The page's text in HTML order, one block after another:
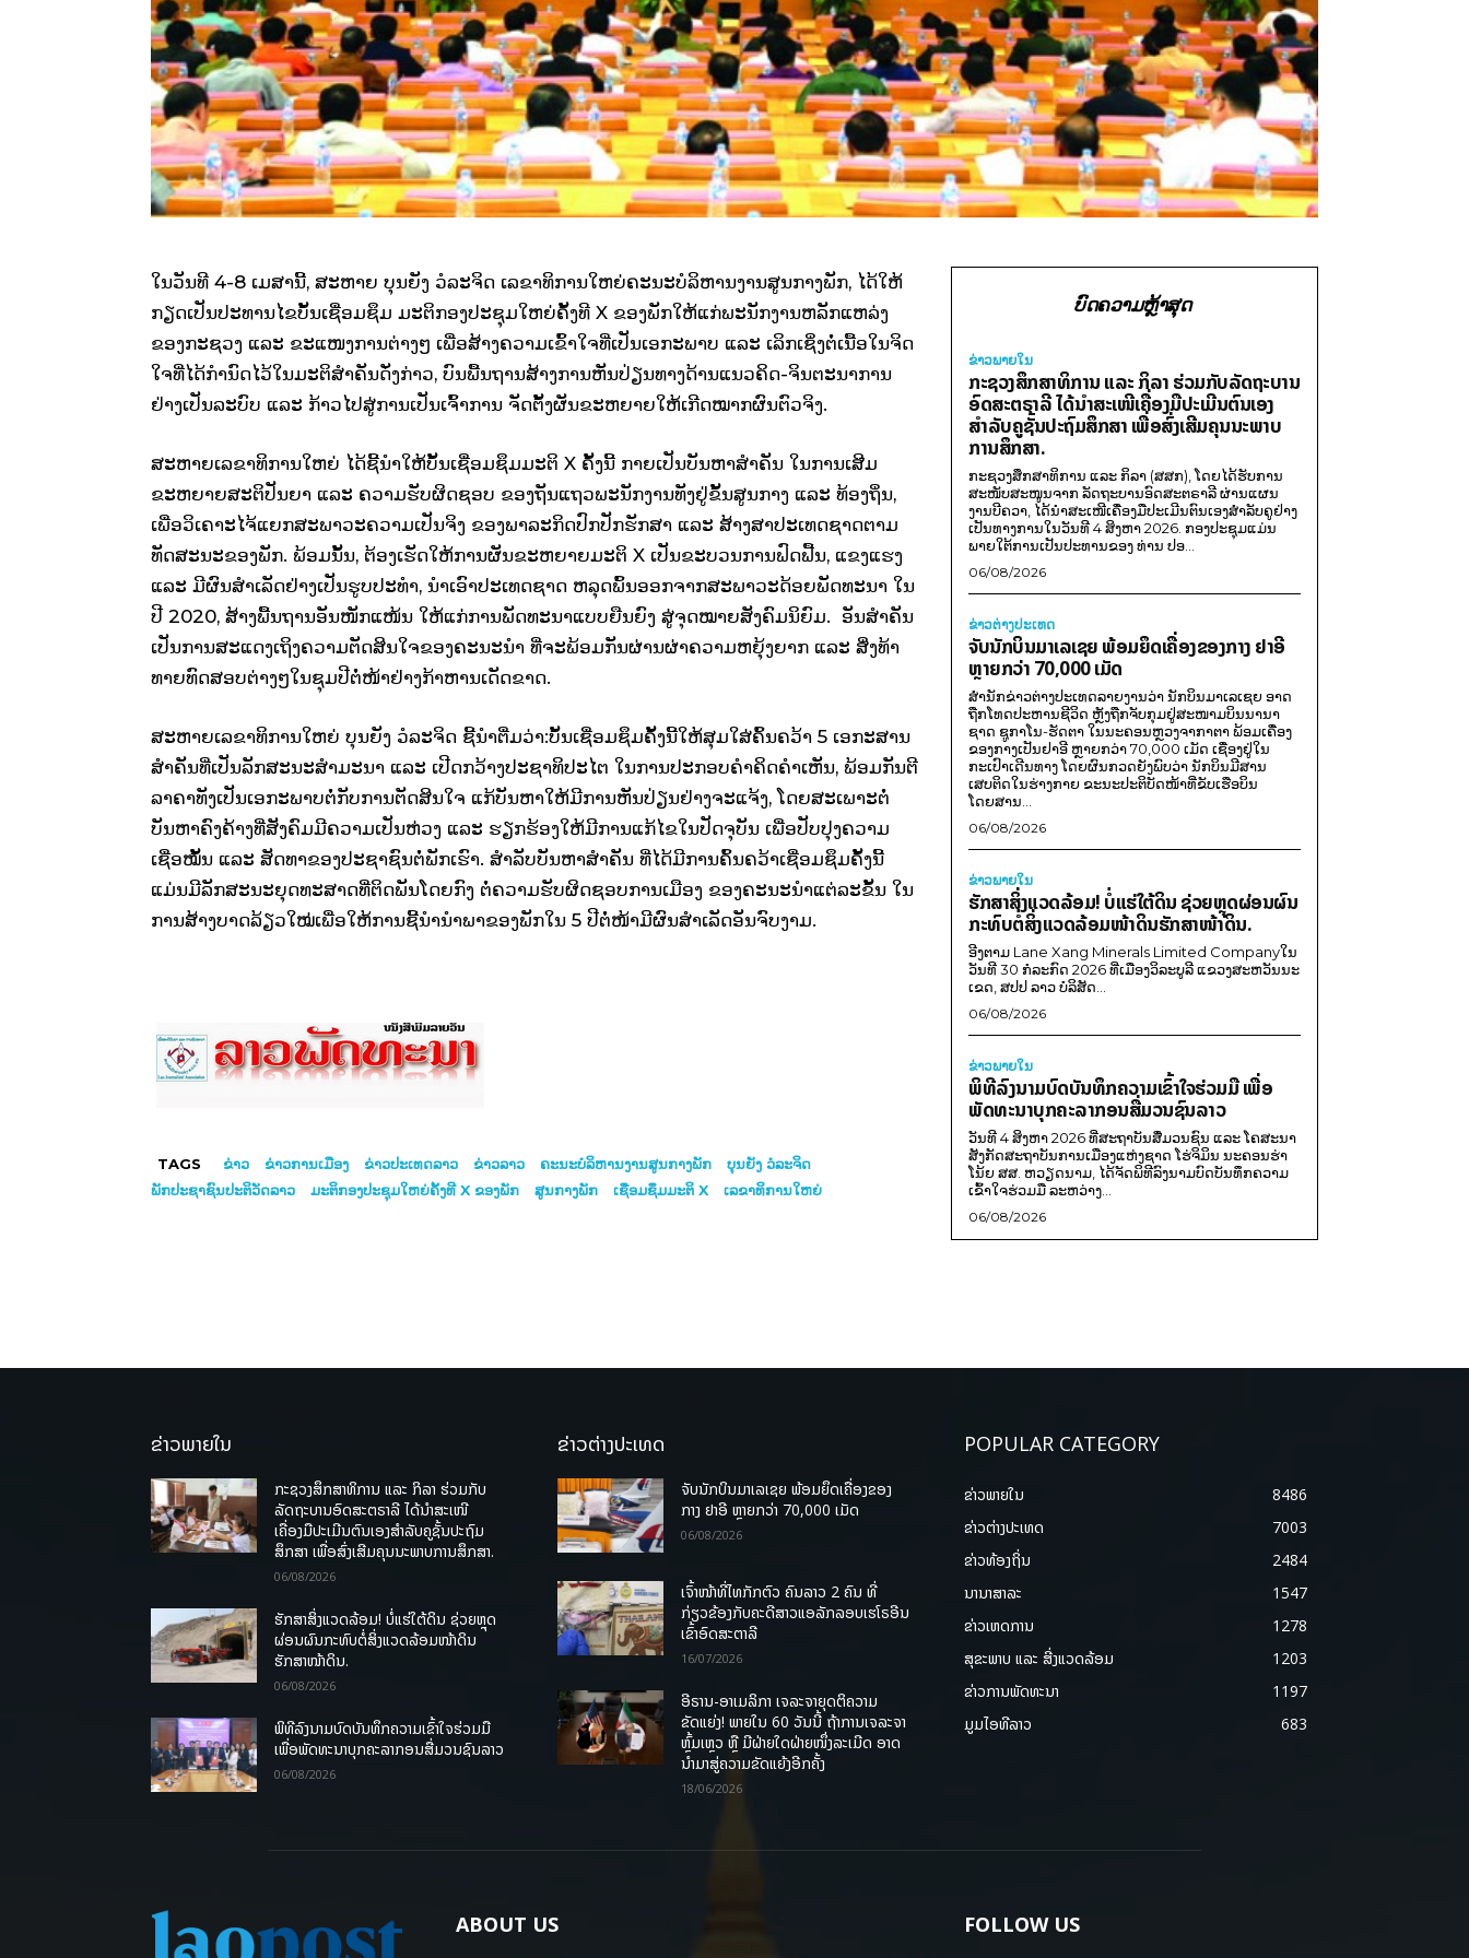
ໃນ​ວັນ​ທີ 4-8 ​ເມສານີ້, ສະຫາຍ ບຸນ​ຍັງ ວໍລະ​ຈິດ ​ເລຂາທິການ​ໃຫຍ່​ຄະນະ​ບໍລິຫານ​ງານສູນກາງ​ພັກ,​ ໄດ້​ໃຫ້
ກຽດ​ເປັນ​ປະທານ​ໄຂ​ບັ້ນ​​ເຊື່ອມ​ຊຶມ ມະຕິ​ກອງ​ປະຊຸມ​ໃຫຍ່ຄັ້ງ​ທີ X ຂອງ​ພັກ​ໃຫ້​ແກ່​ພະນັກງານ​ຫລັກ​ແຫ​ລ່ງ
ຂອງກະຊວງ ແລະ ຂະແໜງການຕ່າງໆ ​ເພື່ອ​ສ້າງ​ຄວາມ​ເຂົ້າ​ໃຈ​ທີ່​ເປັນ​ເອກະ​ພາບ ​ແລະ ​ເລິກ​ເຊິ່ງຕໍ່​ເນື້ອ​ໃນ​ຈິດ​
ໃຈ​ທີ່​ໄດ້​ກຳນົດ​ໄວ້​ໃນ​ມະຕິ​ສຳຄັນ​ດັ່ງກ່າວ, ບົນ​ພື້ນຖານສ້າງ​ການ​ຫັນປ່ຽນທາງ​ດ້ານ​ແນວ​ຄິດ-ຈິນຕະນາການ
ຢ່າງ​ເປັນ​ລະບົບ ​ແລະ ກ້າວ​ໄປ​ສູ່​ການ​ເປັນ​ເຈົ້າ​ການ ຈັດ​ຕັ້ງ​ຜັນ​ຂະຫຍາຍ​ໃຫ້​ເກີດໝາກຜົນ​ຕົວ​ຈິງ.
ສະຫາຍເລຂາທິການ​ໃຫຍ່​ ໄດ້​ຊີ້​ນຳ​ໃຫ້​ບັ້ນ​ເຊື່ອມຊຶມ​ມະຕິ X ຄັ້ງ​ນີ້ ກາຍ​ເປັນ​ບັນຫາ​ສຳຄັນ​ ໃນ​ການ​ເສີມ​
ຂະຫຍາຍ​ສະຕິ​ປັນຍາ ​ແລະ ຄວາມ​ຮັບຜິດຊອບ ຂອງ​ຖັນ​ແຖວ​ພະນັກງານທັງ​ຢູ່​ຂັ້ນ​ສູນ​ກາງ ​ແລະ ທ້ອງ​ຖິ່ນ,​
ເພື່ອ​ວິ​ເຄາະ​​ໄຈ້​ແຍກ​ສະພາວະ​ຄວາມ​ເປັນ​ຈິງ ຂອງ​ພາລະກິດ​ປົກ​ປັກ​ຮັກສາ ​ແລະ ສ້າງສາ​ປະ​ເທດ​ຊາດຕາມ​
ທັດສະນະ​ຂອງ​ພັກ. ພ້ອມ​ນັ້ນ, ຕ້ອງ​ເຮັດ​ໃຫ້ການ​ຜັນ​ຂະຫຍາຍ​ມະຕິ X ​ເປັນ​ຂະ​ບວນການ​ຟົດຟື້ນ, ​ແຂງ​ແຮງ ​
ແລະ ມີ​ຜົນສຳ​ເລັດ​ຢ່າງເປັນ​ຮູບ​ປະ​ທຳ, ນຳ​ເອົາ​ປະ​ເທດ​ຊາດ ຫລຸດ​ພົ້ນ​ອອກ​ຈາກ​ສະພາວະ​ດ້ອຍ​ພັດທະນາ ໃນ​
ປີ 2020, ສ້າງ​ພື້ນຖານ​ອັນໜັກ​ແໜ້ນ ໃຫ້​ແກ່​ການ​ພັດທະນາ​ແບບ​ຍືນ​ຍົງ ສູ່​ຈຸດໝາຍສັງຄົມ​ນິຍົມ. ອັນ​ສຳຄັນ
ເປັນ​ການສະ​ແດງ​ເຖິງ​ຄວາມ​ຕັດສິນ​ໃຈ​ຂອງ​ຄະນະ​ນຳ ທີ່​ຈະ​ພ້ອມ​ກັນ​ຜ່ານ​ຜ່າ​ຄວາມ​ຫຍຸ້ງຍາກ ​ແລະ ສິ່ງ​ທ້າ​
ທາຍ​ທົດ​ສອບ​ຕ່າງໆ​ໃນ​ຊຸມ​ປີຕໍ່ໜ້າຢ່າງ​ກ້າຫານ​ເດັດຂາດ.
ສະຫາຍເລຂາທິການໃຫຍ່ ບຸນ​ຍັງ ວໍລະ​ຈິດ ຊີ້​ນຳ​ຕື່ມ​ວ່າ:ບັ້ນ​ເຊື່ອມ​ຊຶມ​ຄັ້ງ​ນີ້ໃຫ້​ສຸມ​ໃສ່​ຄົ້ນຄວ້າ 5 ​ເອກະສານ​
ສຳຄັນທີ່​ເປັນ​ລັກສະນະ​ສຳ​ມະ​ນາ ​ແລະ ​ເປີດ​ກວ້າງປະຊາທິປະ​ໄຕ​ ໃນ​ການປະກອບ​ຄຳ​ຄິດ​ຄຳ​ເຫັນ, ພ້ອມ​ກັນ​ຕີ​
ລາຄາທັງ​ເປັນ​ເອກະ​ພາບຕໍ່ກັບ​ການ​ຕັດສິນ​ໃຈ​ ແກ້​ບັນຫາ​ໃຫ້​ມີ​ການ​ຫັນປ່ຽນຢ່າງ​ຈະ​ແຈ້ງ, ໂດຍ​ສະ​ເພາະຕໍ່
ບັນຫາ​ຄົງ​ຄ້າງທີ່​ສັງຄົມມີ​ຄວາມ​ເປັນ​ຫ່ວງ ​ແລະ ຮຽກຮ້ອງ​ໃຫ້​ມີ​ການ​ແກ້​ໄຂ​ໃນ​ປັດຈຸບັນ​ ເພື່ອ​ປັບປຸງ​ຄວາມ​
ເຊື່ອໝັ້ນ ​ແລະ ສັດທາ​ຂອງ​ປະຊາຊົນຕໍ່ພັກ​ເຮົາ. ສຳລັບ​ບັນຫາ​ສຳຄັນ ທີ່​ໄດ້​ມີ​ການ​ຄົ້ນຄວ້າ​ເຊື່ອມ​ຊຶມ​ຄັ້ງ​ນີ້
ແມ່ນ​ມີ​ລັກສະນະ​ຍຸດ​ທະ​ສາດທີ່​ຕິ​ດພັນ​ໂດຍ​ກົງ ຕໍ່ຄວາມ​ຮັບຜິດຊອບ​ການ​ເມືອງ ຂອງ​ຄະນະ​ນຳ​ແຕ່ລະ​ຂັ້ນ ໃນ​
ການ​ສ້າງ​ບາດ​ລ້ຽວ​ໃໝ່​ເພື່ອ​ໃຫ້ການ​ຊີ້​ນຳ​ນຳພາ​ຂອງ​ພັກ​ໃນ 5 ປີຕໍ່ໜ້າມີ​ຜົນສຳ​ເລັດ​ອັນ​ຈົບງາມ.
TAGS ຂ່າວ ຂ່າວການເມືອງ ຂ່າວປະເທດລາວ ຂ່າວລາວ ຄະນະບໍລິຫານງານສູນກາງພັກ
ບຸນຍັງ ວໍລະຈິດ
ພັກປະຊາຊົນປະຕິວັດລາວ
ມະຕິກອງປະຊຸມໃຫຍ່ຄັ້ງທີ X ຂອງພັກ ສູນກາງພັກ ເຊື່ອມຊຶມມະຕິ X ເລຂາທິການໃຫຍ່
ບົດຄວາມຫຼ້າສຸດ
ຂ່າວພາຍ​ໃນ
ກະຊວງສຶກສາທິການ ແລະ ກິລາ ຮ່ວມກັບລັດຖະບານ
ອົດສະຕຣາລີ ໄດ້ນຳສະເໜີເຄື່ອງມືປະເມີນຕົນເອງ
ສຳລັບຄູຊັ້ນປະຖົມສຶກສາ ເພື່ອສົ່ງເສີມຄຸນນະພາບ
ການສຶກສາ.
ກະຊວງສຶກສາທິການ ແລະ ກິລາ (ສສກ), ໂດຍໄດ້ຮັບການ
ສະໜັບສະໜູນຈາກ ລັດຖະບານອົດສະຕຣາລີ ຜ່ານແຜນ
ງານບີຄວາ, ໄດ້ນຳສະເໜີເຄື່ອງມືປະເມີນຕົນເອງສຳລັບຄູຢ່າງ
ເປັນທາງການໃນວັນທີ 4 ສິງຫາ 2026. ກອງປະຊຸມແມ່ນ
ພາຍໃຕ້ການເປັນປະທານຂອງ ທ່ານ ປອ...
06/08/2026
ຂ່າວຕ່າງປະເທດ
ຈັບນັກບິນມາເລເຊຍ ພ້ອມຍຶດເຄື່ອງຂອງກາງ ຢາອີ
ຫຼາຍກວ່າ 70,000 ເມັດ
ສຳນັກຂ່າວຕ່າງປະເທດລາຍງານວ່າ ນັກບິນມາເລເຊຍ ອາດ
ຖືກໂທດປະຫານຊີວິດ ຫຼັງຖືກຈັບກຸມຢູ່ສະໜາມບິນນານາ
ຊາດ ຊູກາໂນ-ຮັດຕາ ໃນນະຄອນຫຼວງຈາກາຕາ ພ້ອມເຄື່ອງ
ຂອງກາງເປັນຢາອີ ຫຼາຍກວ່າ 70,000 ເມັດ ເຊື່ອງຢູ່ໃນ
ກະເປົາເດີນທາງ ໂດຍຜົນກວດຍັງພົບວ່າ ນັກບິນມີສານ
ເສບຕິດໃນຮ່າງກາຍ ຂະນະປະຕິບັດໜ້າທີ່ຂັບເຮືອບິນ
ໂດຍສານ...
06/08/2026
ຂ່າວພາຍ​ໃນ
ຮັກສາສິ່ງແວດລ້ອມ! ບໍ່ແຮ່ໃຕ້ດິນ ຊ່ວຍຫຼຸດຜ່ອນຜົນ
ກະທົບຕໍ່ສິ່ງແວດລ້ອມໜ້າດິນຮັກສາໜ້າດິນ.
ອີງຕາມ Lane Xang Minerals Limited Companyໃນ
ວັນທີ 30 ກໍລະກົດ 2026 ທີ່ເມືອງວິລະບູລີ ແຂວງສະຫວັນນະ
ເຂດ, ສປປ ລາວ ບໍລິສັດ...
06/08/2026
ຂ່າວພາຍ​ໃນ
ພິທີລົງນາມບົດບັນທຶກຄວາມເຂົ້າໃຈຮ່ວມມື ເພື່ອ
ພັດທະນາບຸກຄະລາກອນສື່ມວນຊົນລາວ
ວັນທີ 4 ສິງຫາ 2026 ທີ່ສະຖາບັນສື່ມວນຊົນ ແລະ ໂຄສະນາ
ສັງກັດສະຖາບັນການເມືອງແຫ່ງຊາດ ໂຮ່ຈິມິນ ນະຄອນຮ່າ
ໂນ້ຍ ສສ. ຫວຽດນາມ, ໄດ້ຈັດພິທີລົງນາມບົດບັນທຶກຄວາມ
ເຂົ້າໃຈຮ່ວມມື ລະຫວ່າງ...
06/08/2026
ຂ່າວພາຍໃນ
ກະຊວງສຶກສາທິການ ແລະ ກິລາ ຮ່ວມກັບ
ລັດຖະບານອົດສະຕຣາລີ ໄດ້ນຳສະເໜີ
ເຄື່ອງມືປະເມີນຕົນເອງສຳລັບຄູຊັ້ນປະຖົມ
ສຶກສາ ເພື່ອສົ່ງເສີມຄຸນນະພາບການສຶກສາ.
06/08/2026
ຮັກສາສິ່ງແວດລ້ອມ! ບໍ່ແຮ່ໃຕ້ດິນ ຊ່ວຍຫຼຸດ
ຜ່ອນຜົນກະທົບຕໍ່ສິ່ງແວດລ້ອມໜ້າດິນ
ຮັກສາໜ້າດິນ.
06/08/2026
ພິທີລົງນາມບົດບັນທຶກຄວາມເຂົ້າໃຈຮ່ວມມື
ເພື່ອພັດທະນາບຸກຄະລາກອນສື່ມວນຊົນລາວ
06/08/2026
ຂ່າວຕ່າງປະເທດ
ຈັບນັກບິນມາເລເຊຍ ພ້ອມຍຶດເຄື່ອງຂອງ
ກາງ ຢາອີ ຫຼາຍກວ່າ 70,000 ເມັດ
06/08/2026
ເຈົ້າໜ້າທີ່ໄທກັກຕົວ ຄົນລາວ 2 ຄົນ ທີ່
ກ່ຽວຂ້ອງກັບຄະດີສາວແອລັກລອບເຮໂຣອີນ
ເຂົ້າອົດສະຕາລີ
16/07/2026
ອີຣານ-ອາເມລິກາ ເຈລະຈາຍຸດຕິຄວາມ
ຂັດແຍ່ງ! ພາຍໃນ 60 ວັນນີ້ ຖ້າການເຈລະຈາ
ຫຼົ້ມເຫຼວ ຫຼື ມີຝ່າຍໃດຝ່າຍໜຶ່ງລະເມີດ ອາດ
ນໍາມາສູ່ຄວາມຂັດແຍ້ງອີກຄັ້ງ
18/06/2026
POPULAR CATEGORY
ຂ່າວພາຍ​ໃນ
8486
ຂ່າວຕ່າງປະເທດ
7003
ຂ່າວທ້ອງຖິ່ນ
2484
ນານາສາລະ
1547
ຂ່າວເຫດການ
1278
ສຸຂະພາບ ແລະ ສີ່ງແວດລ້ອມ
1203
ຂ່າວການພັດທະນາ
1197
ມູມໄອທີລາວ
683
ABOUT US FOLLOW US